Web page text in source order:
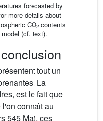
forecasted by
more details about
CO2 contents
(cf. text).
tout un
La
est le fait que
connaı̂t au
545 Ma), ces